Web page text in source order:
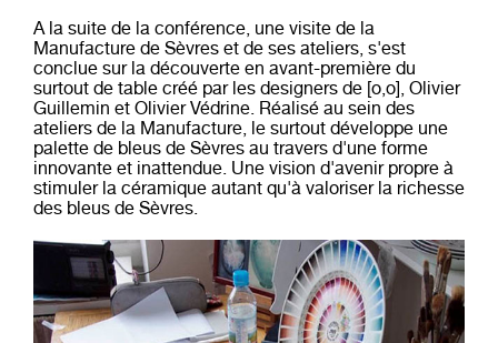
A la suite de la conférence, une visite de la
Manufacture de Sèvres et de ses ateliers, s'est
conclue sur la découverte en avant-première du
surtout de table créé par les designers de [o,o], Olivier
Guillemin et Olivier Védrine. Réalisé au sein des
ateliers de la Manufacture, le surtout développe une
palette de bleus de Sèvres au travers d'une forme
innovante et inattendue. Une vision d'avenir propre à
stimuler la céramique autant qu'à valoriser la richesse
des bleus de Sèvres.